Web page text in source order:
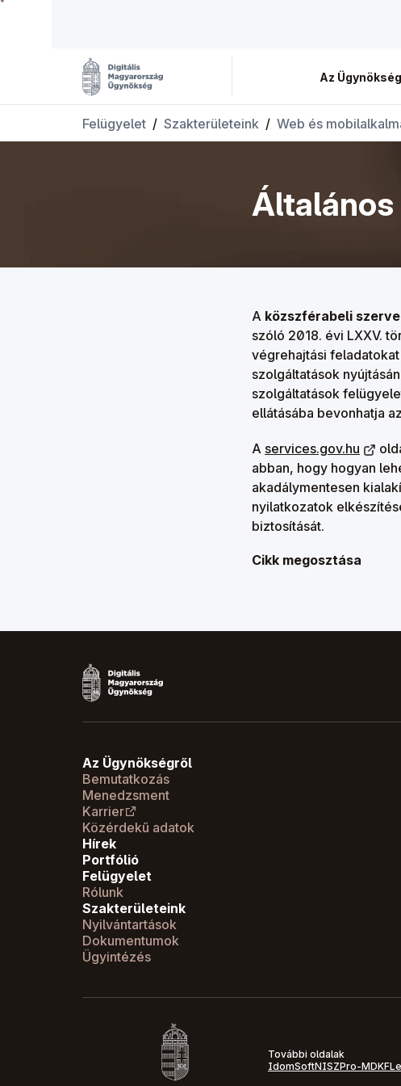
Az
Felügyelet / Szakterületeink / Web és
A közszférabeli
szóló 2018. évi LXXV.
végrehajtási feladatokat
szolgáltatások
szolgáltatások
ellátásába bevonhatja
A services.gov.hu
abban, hogy hogyan
akadálymentesen
nyilatkozatok
biztosítását.
Cikk megosztása
Az Ügynökségről
Bemutatkozás
Menedzsment
Karrier
Közérdekű adatok
Hírek
Portfólió
Felügyelet
Rólunk
Szakterületeink
Nyilvántartások
Dokumentumok
Ügyintézés
További oldalak
IdomSoftNISZPro-MDKF